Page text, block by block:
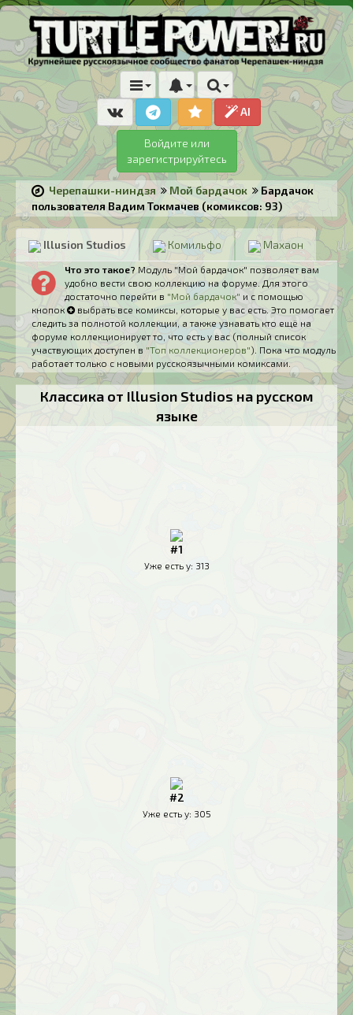
AI
Войдите или
зарегистрируйтесь
Черепашки-ниндзя Мой бардачок
Бардачок
пользователя Вадим Токмачев (комиксов: 93)
Illusion Studios Комильфо Махаон
Что это такое? Модуль "Мой бардачок" позволяет вам
удобно вести свою коллекцию на форуме. Для этого
достаточно перейти в "Мой бардачок" и с помощью
кнопок
выбрать все комиксы, которые у вас есть. Это помогает
следить за полнотой коллекции, а также узнавать кто ещё на
форуме коллекционирует то, что есть у вас (полный список
участвующих доступен в "Топ коллекционеров"). Пока что модуль
работает только с новыми русскоязычными комиксами.
Классика от Illusion Studios на русском
языке
#1
Уже есть у: 313
#2
Уже есть у: 305